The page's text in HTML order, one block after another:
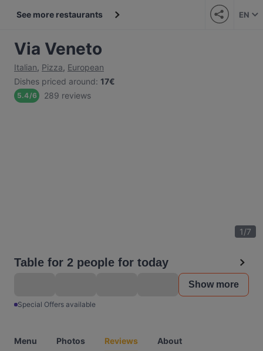
See more restaurants EN
Via Veneto
Italian, Pizza, European
Dishes priced around: 17€
5.4/6 289 reviews
1/7
Table for 2 people for today
Show more
Special Offers available
Menu Photos Reviews About